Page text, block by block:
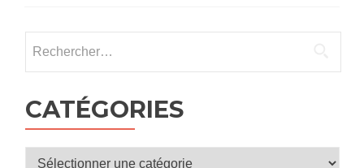
à
« L’urgence
elle
CATÉGORIES
Catégories